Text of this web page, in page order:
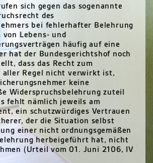
sich gegen das sogenannte
des
bei fehlerhafter Belehrung
von Lebens- und
häufig auf eine
hat der Bundesgerichtshof noch
dass das Recht zum
aller Regel nicht verwirkt ist,
keine
Widerspruchsbelehrung zuteil
fehlt nämlich jeweils am
ein schutzwürdiges Vertrauen
der die Situation selbst
einer nicht ordnungsgemäßen
herbeigeführt hat, nicht
(Urteil vom 01. Juni 2106, IV